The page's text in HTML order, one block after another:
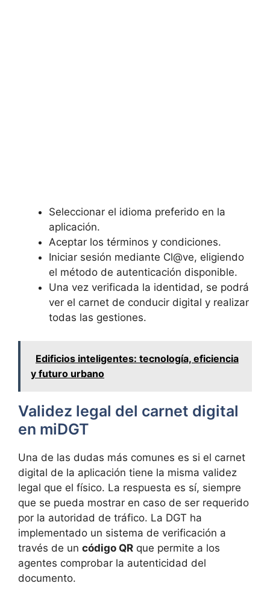
Seleccionar el idioma preferido en la
aplicación.
Aceptar los términos y condiciones.
Iniciar sesión mediante Cl@ve, eligiendo
el método de autenticación disponible.
Una vez verificada la identidad, se podrá
ver el carnet de conducir digital y realizar
todas las gestiones.
Edificios inteligentes: tecnología, eficiencia
y futuro urbano
Validez legal del carnet digital
en miDGT
Una de las dudas más comunes es si el carnet
digital de la aplicación tiene la misma validez
legal que el físico. La respuesta es sí, siempre
que se pueda mostrar en caso de ser requerido
por la autoridad de tráfico. La DGT ha
implementado un sistema de verificación a
través de un código QR que permite a los
agentes comprobar la autenticidad del
documento.